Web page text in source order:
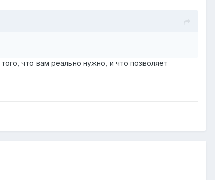
что вам реально нужно, и что позволяет